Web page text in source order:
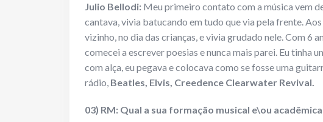
Julio Bellodi: Meu primeiro contato com a música vem
cantava, vivia batucando em tudo que via pela frente.
vizinho, no dia das crianças, e vivia grudado nele. Com 6
comecei a escrever poesias e nunca mais parei. Eu tinha
com alça, eu pegava e colocava como se fosse uma
rádio, Beatles, Elvis, Creedence Clearwater Revival.
03) RM: Qual a sua formação musical e\ou